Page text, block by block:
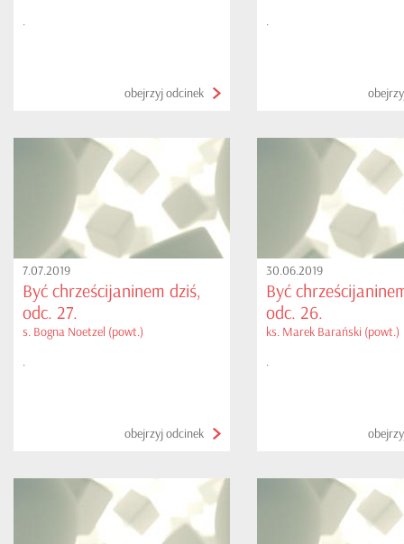
.
obejrzyj odcinek
.
7.07.2019
Być chrześcijaninem dziś,
odc. 27.
s. Bogna Noetzel (powt.)
.
obejrzyj odcinek
30.06.2019
Być
odc. 26.
ks. Marek Barański (powt.)
.